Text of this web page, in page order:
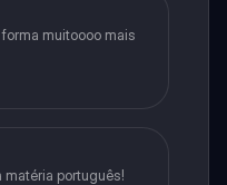
muitoooo mais
matéria português!